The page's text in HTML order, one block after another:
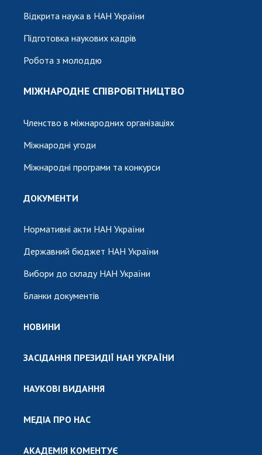
Відкрита наука в НАН України
Підготовка наукових кадрів
Робота з молоддю
МІЖНАРОДНЕ СПІВРОБІТНИЦТВО
Членство в міжнародних організаціях
Міжнародні угоди
Міжнародні програми та конкурси
ДОКУМЕНТИ
Нормативні акти НАН України
Державний бюджет НАН України
Вибори до складу НАН України
Бланки документів
НОВИНИ
ЗАСІДАННЯ ПРЕЗИДІЇ НАН УКРАЇНИ
НАУКОВІ ВИДАННЯ
МЕДІА ПРО НАС
АКАДЕМІЯ КОМЕНТУЄ